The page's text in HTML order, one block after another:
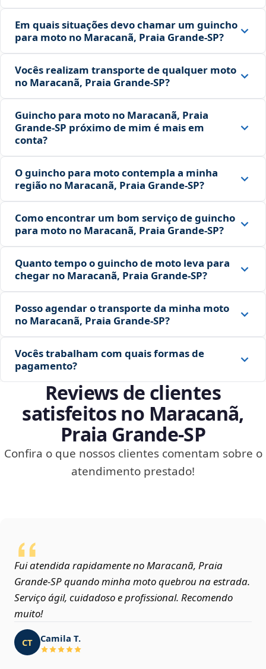
Em quais situações devo chamar um guincho
para moto no Maracanã, Praia Grande‑SP?
Vocês realizam transporte de qualquer moto
no Maracanã, Praia Grande‑SP?
Guincho para moto no Maracanã, Praia
Grande‑SP próximo de mim é mais em
conta?
O guincho para moto contempla a minha
região no Maracanã, Praia Grande‑SP?
Como encontrar um bom serviço de guincho
para moto no Maracanã, Praia Grande‑SP?
Quanto tempo o guincho de moto leva para
chegar no Maracanã, Praia Grande‑SP?
Posso agendar o transporte da minha moto
no Maracanã, Praia Grande‑SP?
Vocês trabalham com quais formas de
pagamento?
Reviews de clientes
satisfeitos no Maracanã,
Praia Grande‑SP
Confira o que nossos clientes comentam sobre o
atendimento prestado!
Fui atendida rapidamente no Maracanã, Praia
Grande‑SP quando minha moto quebrou na estrada.
Serviço ágil, cuidadoso e profissional. Recomendo
muito!
CT Camila T.